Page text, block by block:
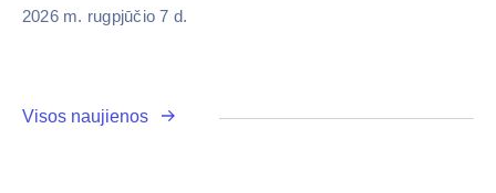
2026 m. rugpjūčio 7 d.
Visos naujienos